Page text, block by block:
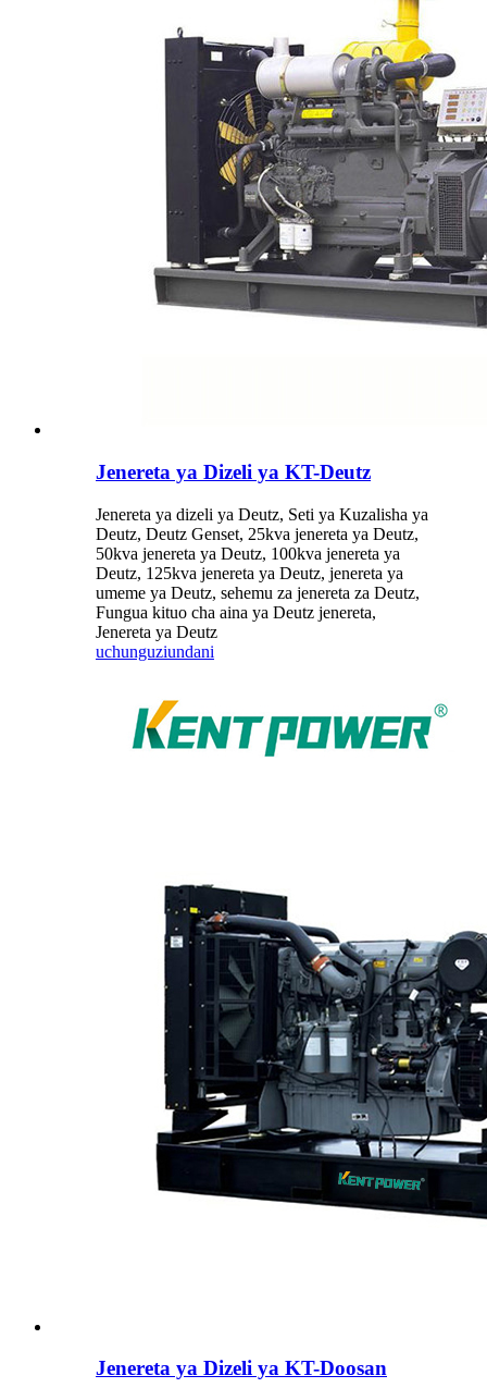
Jenereta ya Dizeli ya KT-Deutz
Jenereta ya dizeli ya Deutz, Seti ya Kuzalisha ya
Deutz, Deutz Genset, 25kva jenereta ya Deutz,
50kva jenereta ya Deutz, 100kva jenereta ya
Deutz, 125kva jenereta ya Deutz, jenereta ya
umeme ya Deutz, sehemu za jenereta za Deutz,
Fungua kituo cha aina ya Deutz jenereta,
Jenereta ya Deutz
uchunguziundani
Jenereta ya Dizeli ya KT-Doosan